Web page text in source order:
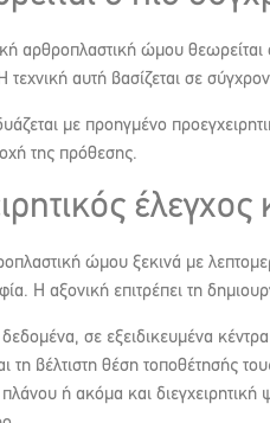
αρθροπλαστική ώμου θεωρείται
αυτή βασίζεται σε
με προηγμένο
της πρόθεσης.
ώμου ξεκινά με
Η αξονική επιτρέπει τη
σε εξειδικευμένα
τη βέλτιστη θέση τοποθέτησής
πλάνου ή ακόμα και